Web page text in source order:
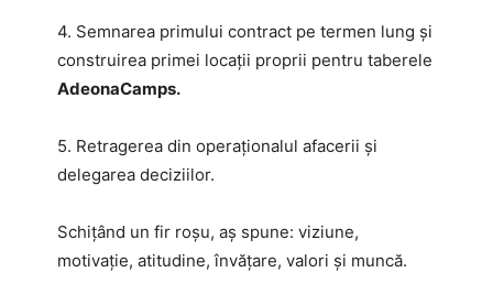
4. Semnarea primului contract pe termen lung și
construirea primei locații proprii pentru taberele
AdeonaCamps.
5. Retragerea din operaționalul afacerii și
delegarea deciziilor.
Schițând un fir roșu, aș spune: viziune,
motivație, atitudine, învățare, valori și muncă.